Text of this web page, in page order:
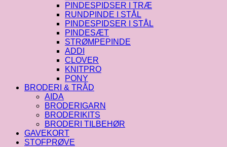
PINDESPIDSER I TRÆ
RUNDPINDE I STÅL
PINDESPIDSER I STÅL
PINDESÆT
STRØMPEPINDE
ADDI
CLOVER
KNITPRO
PONY
BRODERI & TRÅD
AIDA
BRODERIGARN
BRODERIKITS
BRODERI TILBEHØR
GAVEKORT
STOFPRØVE